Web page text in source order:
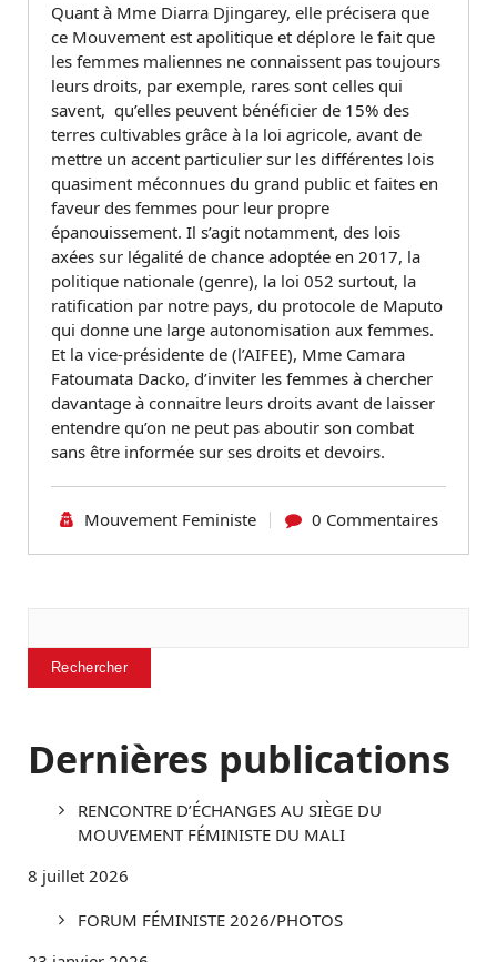
Quant à Mme Diarra Djingarey, elle précisera que
ce Mouvement est apolitique et déplore le fait que
les femmes maliennes ne connaissent pas toujours
leurs droits, par exemple, rares sont celles qui
savent, qu’elles peuvent bénéficier de 15% des
terres cultivables grâce à la loi agricole, avant de
mettre un accent particulier sur les différentes lois
quasiment méconnues du grand public et faites en
faveur des femmes pour leur propre
épanouissement. Il s’agit notamment, des lois
axées sur légalité de chance adoptée en 2017, la
politique nationale (genre), la loi 052 surtout, la
ratification par notre pays, du protocole de Maputo
qui donne une large autonomisation aux femmes.
Et la vice-présidente de (l’AIFEE), Mme Camara
Fatoumata Dacko, d’inviter les femmes à chercher
davantage à connaitre leurs droits avant de laisser
entendre qu’on ne peut pas aboutir son combat
sans être informée sur ses droits et devoirs.
Mouvement Feministe 0 Commentaires
Rechercher
Dernières publications
RENCONTRE D’ÉCHANGES AU SIÈGE DU
MOUVEMENT FÉMINISTE DU MALI
8 juillet 2026
FORUM FÉMINISTE 2026/PHOTOS